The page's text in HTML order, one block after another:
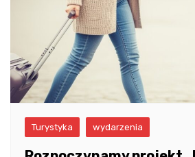
Turystyka wydarzenia